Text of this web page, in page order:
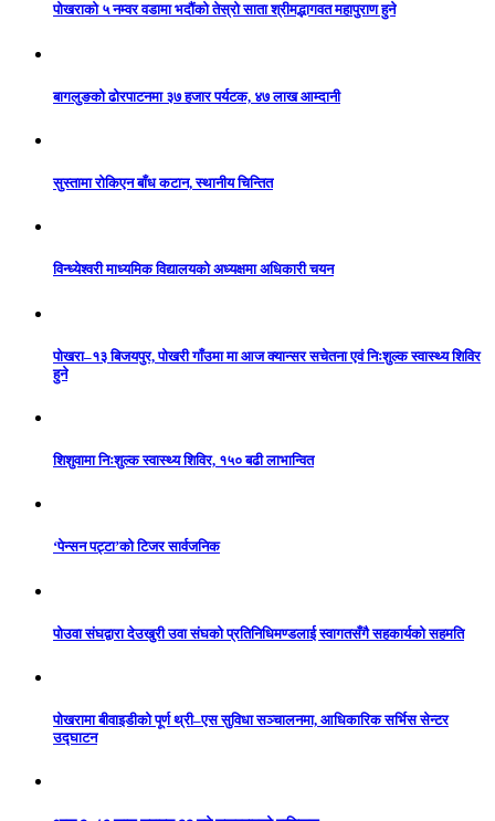
पोखराको ५ नम्वर वडामा भदौंको तेस्रो साता श्रीमद्भागवत महापुराण हुने
बागलुङको ढोरपाटनमा ३७ हजार पर्यटक, ४७ लाख आम्दानी
सुस्तामा रोकिएन बाँध कटान, स्थानीय चिन्तित
विन्ध्येश्वरी माध्यमिक विद्यालयको अध्यक्षमा अधिकारी चयन
पोखरा–१३ बिजयपुर, पोखरी गाँउमा मा आज क्यान्सर सचेतना एवं निःशुल्क स्वास्थ्य शिविर
हुने
शिशुवामा निःशुल्क स्वास्थ्य शिविर, १५० बढी लाभान्वित
‘पेन्सन पट्टा’को टिजर सार्वजनिक
पोउवा संघद्वारा देउखुरी उवा संघको प्रतिनिधिमण्डलाई स्वागतसँगै सहकार्यको सहमति
पोखरामा बीवाइडीको पूर्ण थ्री–एस सुविधा सञ्चालनमा, आधिकारिक सर्भिस सेन्टर
उद्घाटन